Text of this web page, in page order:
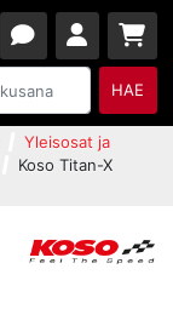
HAE
Yleisosat ja
Koso Titan-X